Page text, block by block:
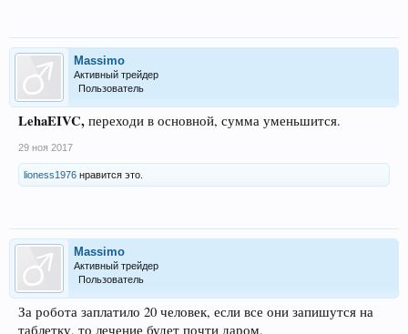
Massimo
Активный трейдер
Пользователь
LehaEIVC, переходи в основной, сумма уменьшится.
29 ноя 2017
lioness1976 нравится это.
Massimo
Активный трейдер
Пользователь
За робота заплатило 20 человек, если все они запишутся на
таблетку, то лечение будет почти даром.